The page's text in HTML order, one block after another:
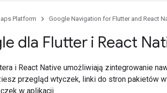
Platform Google Navigation for Flutter and React
dla Flutter i React
i React Native umożliwiają zintegrowanie
przegląd wtyczek, linki do stron pakietów
w aplikacji.